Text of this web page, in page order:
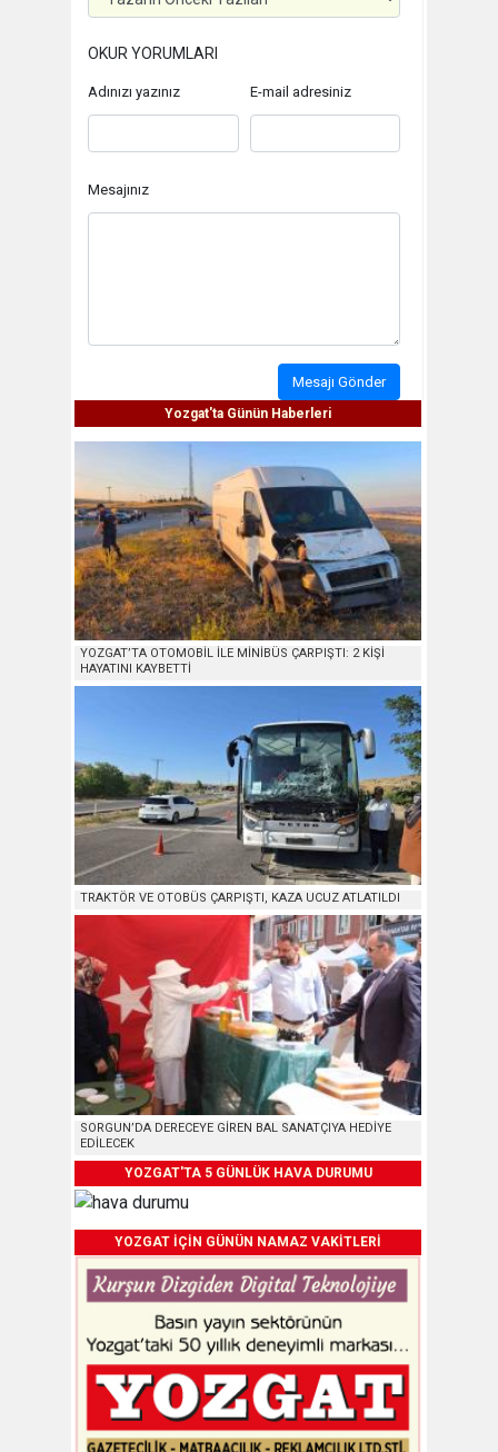
OKUR YORUMLARI
Adınızı yazınız E-mail adresiniz
Mesajınız
Mesajı Gönder
Yozgat'ta Günün Haberleri
YOZGAT’TA OTOMOBİL İLE MİNİBÜS ÇARPIŞTI: 2 KİŞİ
HAYATINI KAYBETTİ
TRAKTÖR VE OTOBÜS ÇARPIŞTI, KAZA UCUZ ATLATILDI
SORGUN’DA DERECEYE GİREN BAL SANATÇIYA HEDİYE
EDİLECEK
YOZGAT'TA 5 GÜNLÜK HAVA DURUMU
YOZGAT İÇİN GÜNÜN NAMAZ VAKİTLERİ